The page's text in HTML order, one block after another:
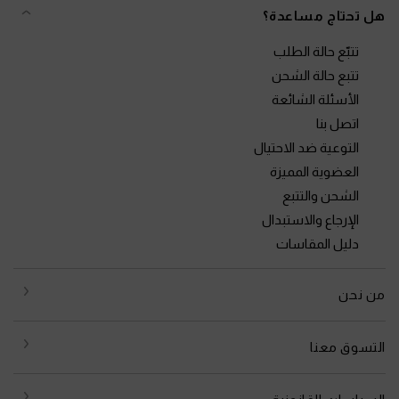
هل تحتاج مساعدة؟
تتبّع حالة الطلب
تتبع حالة الشحن
الأسئلة الشائعة
اتصل بنا
التوعية ضد الاحتيال
العضوية المميزة
الشحن والتتبع
الإرجاع والاستبدال
دليل المقاسات
من نحن
التسوق معنا